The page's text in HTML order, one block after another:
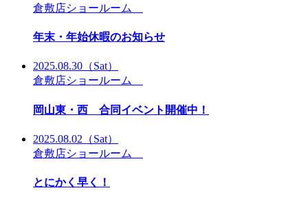
倉敷店ショールーム
年末・年始休暇のお知らせ
2025.08.30 （Sat）
倉敷店ショールーム
岡山東・西 合同イベント開催中！
2025.08.02 （Sat）
倉敷店ショールーム
とにかく早く！